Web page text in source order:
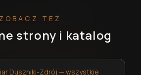
ZOBACZ TEŻ
strony i katalog
Duszniki-Zdrój — wszystkie